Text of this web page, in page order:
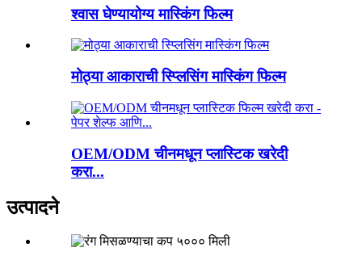
श्वास घेण्यायोग्य मास्किंग फिल्म
मोठ्या आकाराची स्प्लिसिंग मास्किंग फिल्म
OEM/ODM चीनमधून प्लास्टिक खरेदी
करा...
उत्पादने